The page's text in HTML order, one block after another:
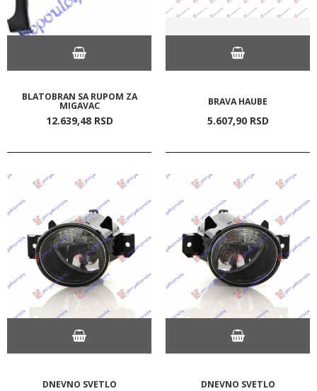
BLATOBRAN SA RUPOM ZA
MIGAVAC
12.639,48 RSD
BRAVA HAUBE
5.607,90 RSD
DNEVNO SVETLO DNEVNO SVETLO